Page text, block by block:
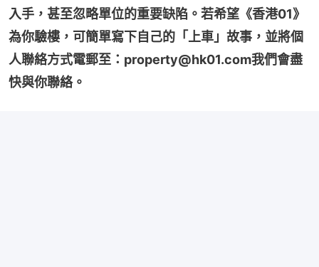
入手，甚至忽略單位的重要缺陷。若希望《香港01》
為你驗樓，可簡單寫下自己的「上車」故事，並將個
人聯絡方式電郵至：property@hk01.com我們會盡
快與你聯絡。